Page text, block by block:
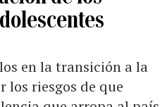
en la transición a la
riesgos de que